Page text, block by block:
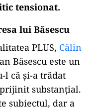
tensionat.
lui Băsescu
PLUS, Călin
Băsescu este un
l că și-a trădat
substanțial.
subiectul, dar a